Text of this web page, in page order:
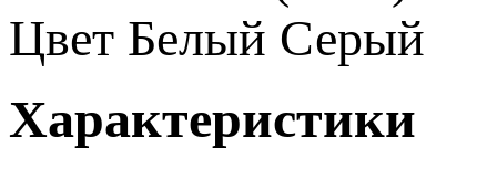
Цвет Белый Серый
Характеристики